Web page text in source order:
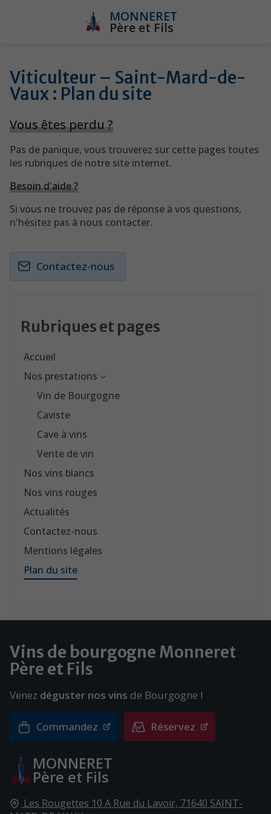
MONNERET
Père et Fils
Viticulteur – Saint-Mard-de-
Vaux : Plan du site
Vous êtes perdu ?
Pas de panique, vous trouverez sur cette pages toutes
les rubriques de notre site internet.​​
Besoin d'aide ?
Si vous ne trouvez pas de réponse à vos questions,
n'hésitez pas à nous contacter.
Contactez-nous
Rubriques et pages
Accueil
Nos prestations
Vin de Bourgogne
Caviste
Cave à vins
Vente de vin
Nos vins blancs
Nos vins rouges
Actualités
Contactez-nous
Mentions légales
Plan du site
MONNERET
Père et Fils
Les Rougettes 10 A Rue du Lavoir, 71640 SAINT-
Vins de bourgogne Monneret
Père et Fils
Venez déguster nos vins de Bourgogne !
Commandez Réservez